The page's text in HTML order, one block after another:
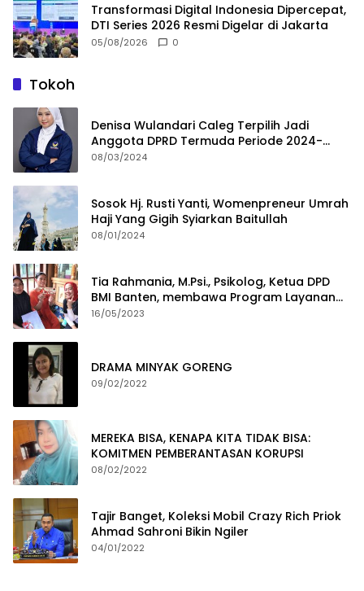
Transformasi Digital Indonesia Dipercepat,
DTI Series 2026 Resmi Digelar di Jakarta
05/08/2026 0
Tokoh
Denisa Wulandari Caleg Terpilih Jadi
Anggota DPRD Termuda Periode 2024-
2029
08/03/2024
Sosok Hj. Rusti Yanti, Womenpreneur Umrah
Haji Yang Gigih Syiarkan Baitullah
08/01/2024
Tia Rahmania, M.Psi., Psikolog, Ketua DPD
BMI Banten, membawa Program Layanan
Pembuatan Dokumen Kependudukan
16/05/2023
DRAMA MINYAK GORENG
09/02/2022
MEREKA BISA, KENAPA KITA TIDAK BISA:
KOMITMEN PEMBERANTASAN KORUPSI
08/02/2022
Tajir Banget, Koleksi Mobil Crazy Rich Priok
Ahmad Sahroni Bikin Ngiler
04/01/2022